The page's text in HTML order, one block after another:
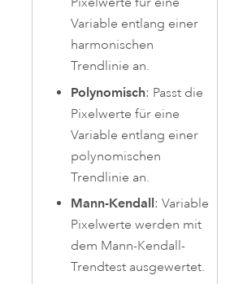
Variable entlang einer
harmonischen
Trendlinie an.
Polynomisch: Passt die
Pixelwerte für eine
Variable entlang einer
polynomischen
Trendlinie an.
Mann-Kendall : Variable
Pixelwerte werden mit
dem Mann-Kendall-
Trendtest ausgewertet.